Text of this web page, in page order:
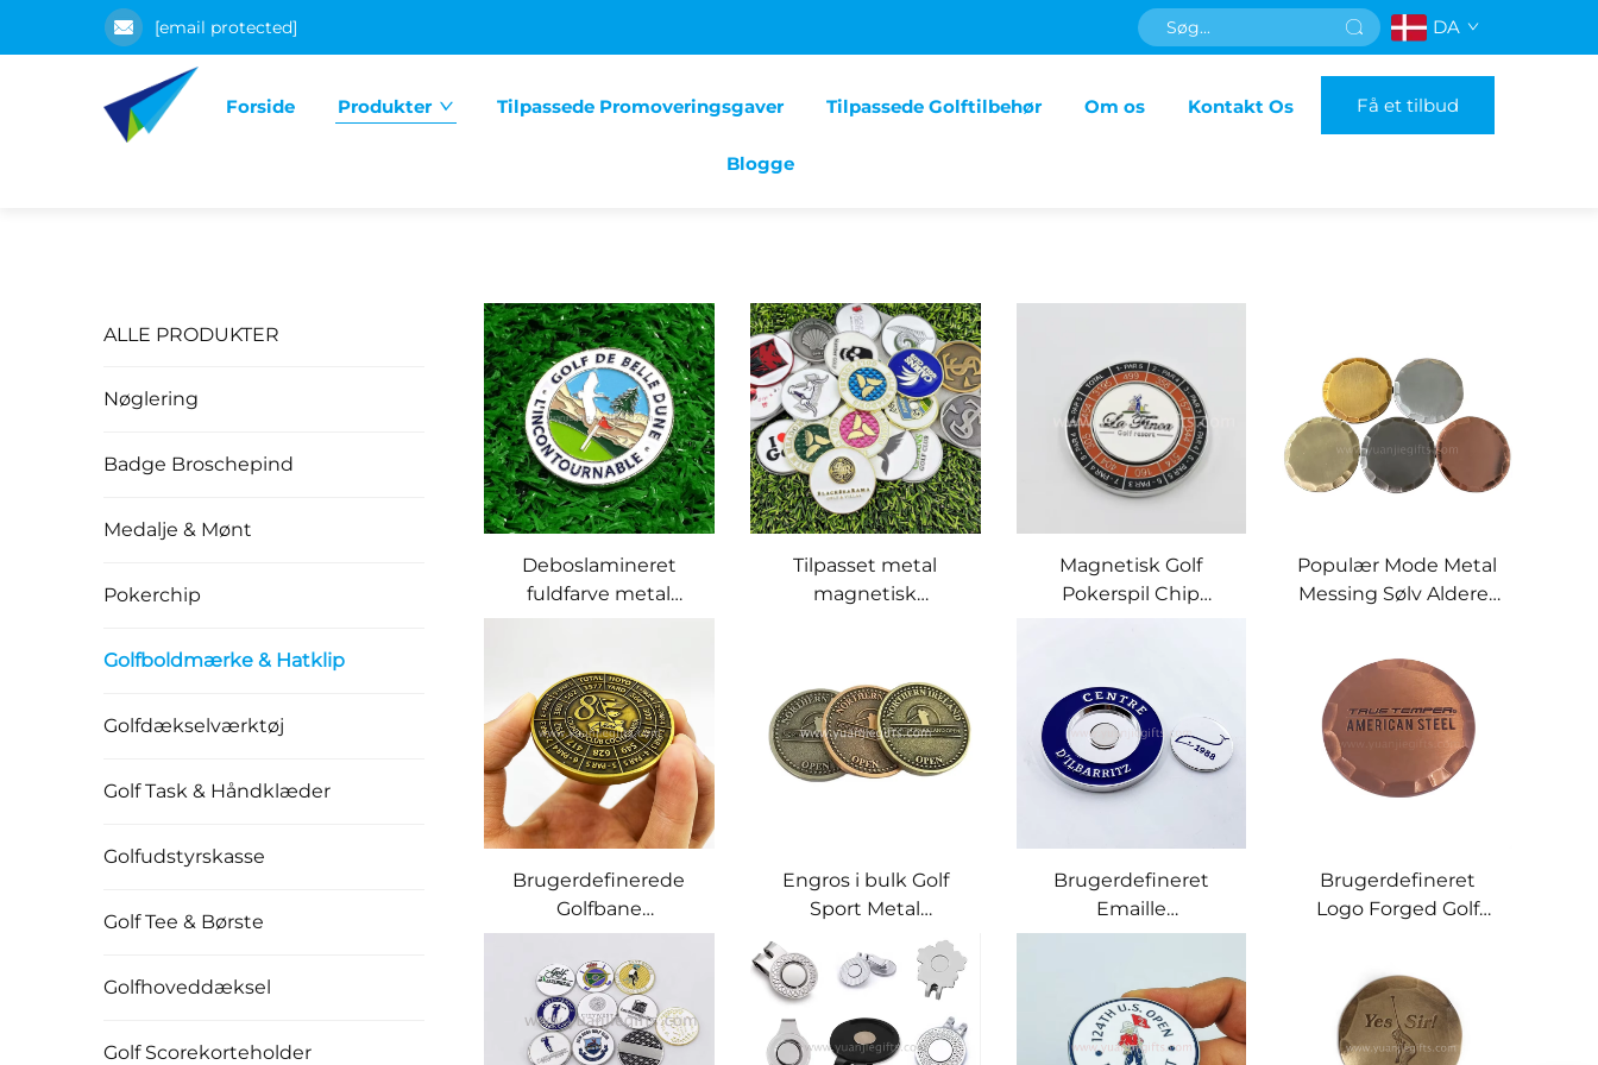
[email protected] DA
Forside Produkter Tilpassede Promoveringsgaver Tilpassede Golftilbehør Om os Kontakt Os
Blogge
Få et tilbud
ALLE PRODUKTER
Nøglering
Badge Broschepind
Medalje & Mønt
Pokerchip
Golfboldmærke & Hatklip
Golfdækselværktøj
Golf Task & Håndklæder
Golfudstyrskasse
Golf Tee & Børste
Golfhoveddæksel
Golf Scorekorteholder
Deboslamineret
fuldfarve metal
logo
Tilpasset metal
magnetisk
med dit eget logo,
hat clip, divot-
tilbehør
Magnetisk Golf
Pokerspil Chip
Fabrikspris Golfklub
Boldmærker
Populær Mode Metal
Messing Sølv Alderet
Kobber
Golfboldmærke
Brugerdefinerede
Golfbane
Afstandsmærker /
Golf Pitch Mærker I
Fuld Farve
Engros i bulk Golf
Sport Metal
Brugerdefinerede
golfmønter Antique
Copper
Golfboldmærkninger
Brugerdefineret
Emaille
Golfboldmærke
Logo Høj Kvalitet Golf
Pokerspil Chip
Magnetisk
Brugerdefineret
Logo Forged Golf
Håndlavet Slået Kant
Kobber
Golfboldmærker